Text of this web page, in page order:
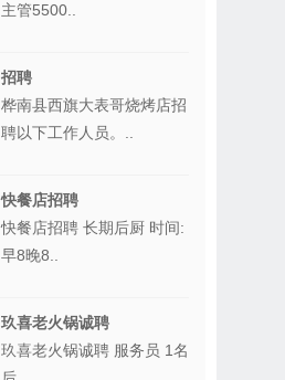
主管5500..
招聘
桦南县西旗大表哥烧烤店招
聘以下工作人员。..
快餐店招聘
快餐店招聘 长期后厨 时间:
早8晚8..
玖喜老火锅诚聘
玖喜老火锅诚聘 服务员 1名